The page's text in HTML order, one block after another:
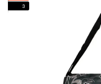
3